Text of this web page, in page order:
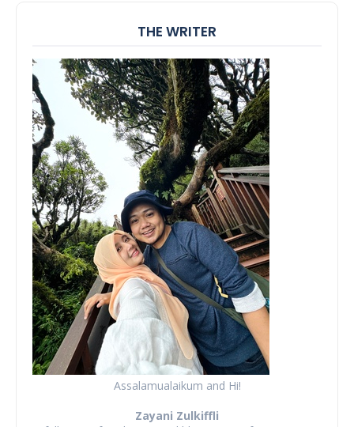
THE WRITER
Assalamualaikum and Hi!
Zayani Zulkiffli